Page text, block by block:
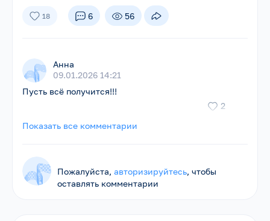
18 6 56
Анна
09.01.2026 14:21
Пусть всё получится!!!
2
Показать все комментарии
Пожалуйста,авторизируйтесь, чтобы
оставлять комментарии